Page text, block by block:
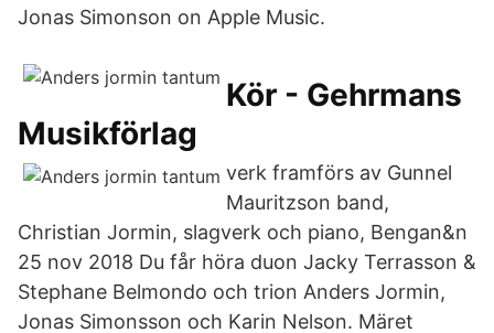
Jonas Simonson on Apple Music.
Kör - Gehrmans
Musikförlag
verk framförs av Gunnel
Mauritzson band,
Christian Jormin, slagverk och piano, Bengan&n
25 nov 2018 Du får höra duon Jacky Terrasson &
Stephane Belmondo och trion Anders Jormin,
Jonas Simonsson och Karin Nelson. Märet